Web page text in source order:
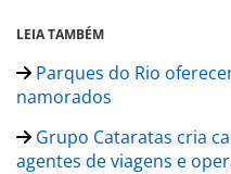
LEIA TAMBÉM
Parques do Rio
namorados
Grupo Cataratas cria
agentes de viagens e